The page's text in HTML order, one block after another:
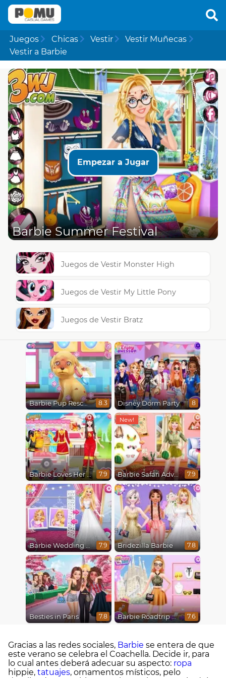
Juegos Chicas Vestir
Vestir Muñecas
Vestir a Barbie
Empezar a Jugar
Barbie Summer Festival
Juegos de Vestir Monster High
Juegos de Vestir My Little Pony
Juegos de Vestir Bratz
Barbie Pup Rescue 8.3 Disney Dorm Party 8
Barbie Loves Her Job 7.9 Barbie Safari Adventure 7.9
Barbie Wedding Fun 7.9 Bridezilla Barbie 7.8
Besties in Paris 7.8 Barbie Roadtrip Adventure 7.6
Gracias a las redes sociales, Barbie se entera de que
este verano se celebra el Coachella. Decide ir, para
lo cual antes deberá adecuar su aspecto: ropa
hippie, tatuajes, ornamentos místicos, pelo